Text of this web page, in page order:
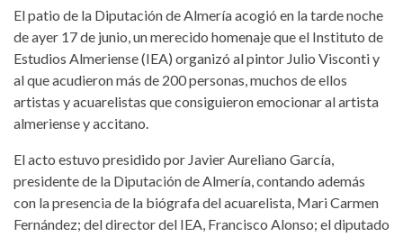
El patio de la Diputación de Almería acogió en la tarde noche
de ayer 17 de junio, un merecido homenaje que el Instituto de
Estudios Almeriense (IEA) organizó al pintor Julio Visconti y
al que acudieron más de 200 personas, muchos de ellos
artistas y acuarelistas que consiguieron emocionar al artista
almeriense y accitano.
El acto estuvo presidido por Javier Aureliano García,
presidente de la Diputación de Almería, contando además
con la presencia de la biógrafa del acuarelista, Mari Carmen
Fernández; del director del IEA, Francisco Alonso; el diputado